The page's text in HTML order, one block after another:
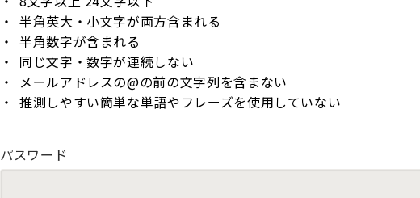
半角英大・小文字が両方含まれる
半角数字が含まれる
同じ文字・数字が連続しない
メールアドレスの@の前の文字列を含まない
推測しやすい簡単な単語やフレーズを使用していない
パスワード